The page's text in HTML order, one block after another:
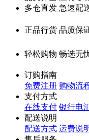
多仓直发 急速配
正品行货 品质保
轻松购物 畅选无
订购指南
免费注册 购物流
支付方式
在线支付 银行电
配送说明
配送方式 运费说